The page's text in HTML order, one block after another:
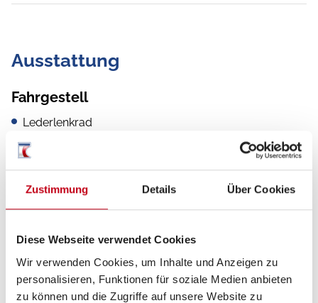
Zustimmung Details Über Cookies
Diese Webseite verwendet Cookies
Wir verwenden Cookies, um Inhalte und Anzeigen zu
personalisieren, Funktionen für soziale Medien anbieten
zu können und die Zugriffe auf unsere Website zu
Ausstattung
Fahrgestell
Lederlenkrad
Rußpartikelfilter
Reifendrucksensoren
Multifunktionslenkrad
ESP
Servolenkung